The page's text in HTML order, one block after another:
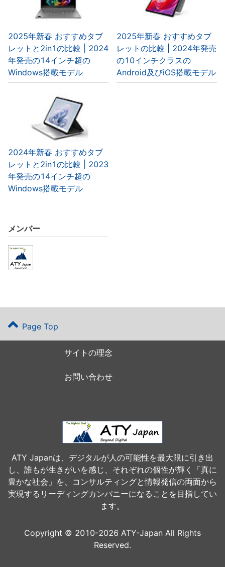
2025年新春 おすすめタブ
レットと2in1の比較 | 2024
年発売の14インチ超の
Windows搭載モデル
2025年新春 おすすめタブ
レットの比較 | 2024年発売
の10インチクラスの
Android及びiOS搭載モデル
2024年新春 おすすめタブ
レットと2in1の比較 | 2023
年発売の14インチ超の
Windows搭載モデル
メンバー
Page Top
サイトの理念
お問い合わせ
ATY Japanは、デジタルが人の可能性を最大限に引き出
し、誰もが生きがいを感じ、それぞれの個性が輝く「真に
豊かな社会」を、コンサルティングと情報発信の両面から
実現するリーディングカンパニーになることを目指してい
ます。
Copyright © 2010-2026 ATY-Japan All Rights
Reserved.